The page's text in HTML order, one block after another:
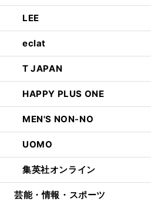
LEE
eclat
T JAPAN
HAPPY PLUS ONE
MEN'S NON-NO
UOMO
集英社オンライン
芸能・情報・スポーツ